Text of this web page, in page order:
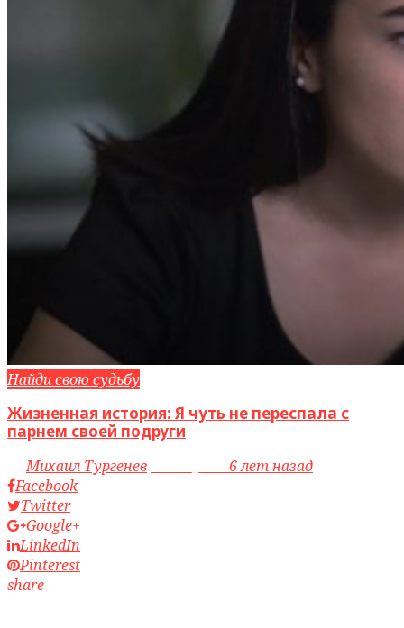
Найди свою судьбу
Жизненная история: Я чуть не переспала с
парнем своей подруги
byМихаил Тургенев
6 лет назад
Facebook
Twitter
Google+
LinkedIn
Pinterest
share